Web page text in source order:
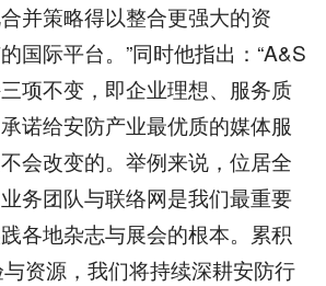
并策略得以整合更强大的资
国际平台。”同时他指出：“A&S
项不变，即企业理想、服务质
诺给安防产业最优质的媒体服
会改变的。举例来说，位居全
务团队与联络网是我们最重要
各地杂志与展会的根本。累积
资源，我们将持续深耕安防行